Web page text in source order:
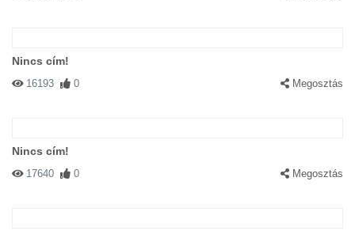
Nincs cím!
16193 0 Megosztás
Nincs cím!
17640 0 Megosztás